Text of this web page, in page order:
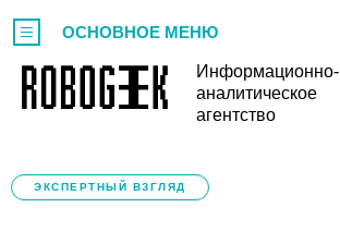
Информационно-
аналитическое
агентство
ОСНОВНОЕ МЕНЮ
ЭКСПЕРТНЫЙ ВЗГЛЯД